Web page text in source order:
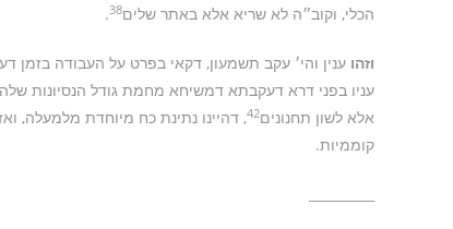
הכלי, וקוב״ה לא שריא אלא באתר שלים38
.
וזהו ענין והי׳ עקב תשמעון, דקאי בפרט על העבודה בזמן
עניו בפני דרא דעקבתא דמשיחא מחמת גודל הנסיונות
אלא לשון תחנונים42, דהיינו נתינת כח מיוחדת מלמעלה,
קוממיות.